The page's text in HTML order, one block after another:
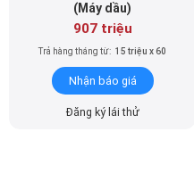
(Máy dầu)
907 triệu
Trả hàng tháng từ: 15 triệu x 60
Nhận báo giá
Đăng ký lái thử